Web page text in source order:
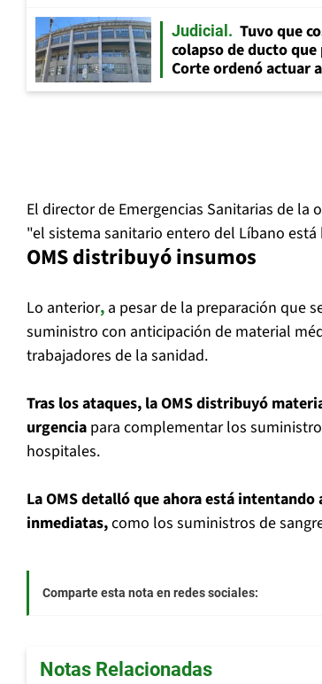
Judicial
Tuvo que
colapso de ducto
Corte ordenó actuar
El director de Emergencias Sanitarias de la
"el sistema sanitario entero del Líbano
OMS distribuyó insumos
Lo anterior, a pesar de la preparación que
suministro con anticipación de material
trabajadores de la sanidad.
Tras los ataques, la OMS distribuyó
urgencia para complementar los
hospitales.
La OMS detalló que ahora está
inmediatas,como los suministros de
Comparte esta nota en redes sociales:
Notas Relacionadas